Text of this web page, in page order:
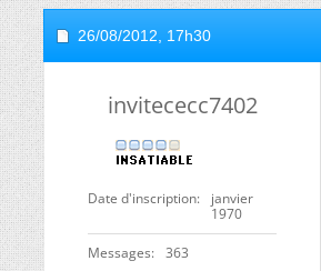
26/08/2012, 17h30
invitececc7402
Date d'inscription
janvier
1970
Messages 363